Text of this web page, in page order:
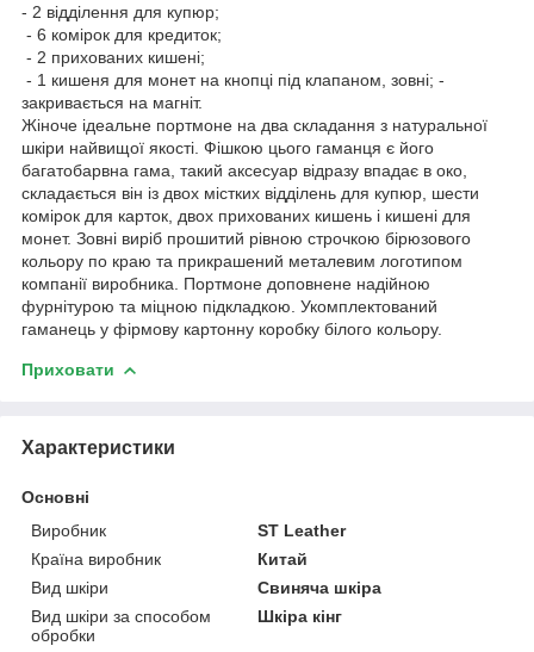
- 2 відділення для купюр;
- 6 комірок для кредиток;
- 2 прихованих кишені;
- 1 кишеня для монет на кнопці під клапаном, зовні; -
закривається на магніт.
Жіноче ідеальне портмоне на два складання з натуральної
шкіри найвищої якості. Фішкою цього гаманця є його
багатобарвна гама, такий аксесуар відразу впадає в око,
складається він із двох містких відділень для купюр, шести
комірок для карток, двох прихованих кишень і кишені для
монет. Зовні виріб прошитий рівною строчкою бірюзового
кольору по краю та прикрашений металевим логотипом
компанії виробника. Портмоне доповнене надійною
фурнітурою та міцною підкладкою. Укомплектований
гаманець у фірмову картонну коробку білого кольору.
Приховати
Характеристики
Основні
Виробник
ST Leather
Країна виробник
Китай
Вид шкіри
Свиняча шкіра
Вид шкіри за способом
обробки
Шкіра кінг